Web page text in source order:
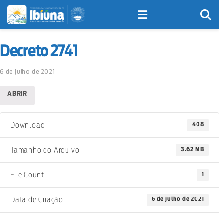
Decreto 2741
6 de julho de 2021
ABRIR
Download 408
Tamanho do Arquivo 3.62 MB
File Count 1
Data de Criação 6 de julho de 2021